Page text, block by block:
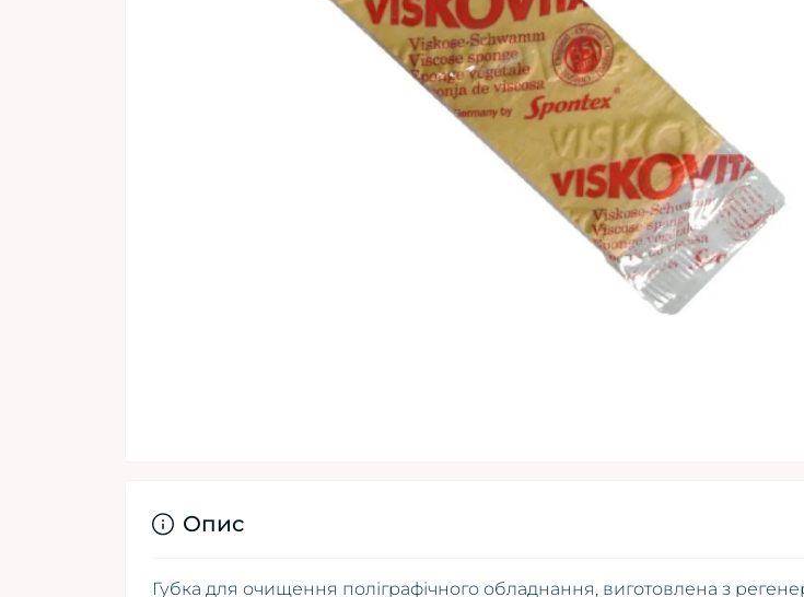
Опис
Губка для очищення поліграфічного обладнання, виготовлена з